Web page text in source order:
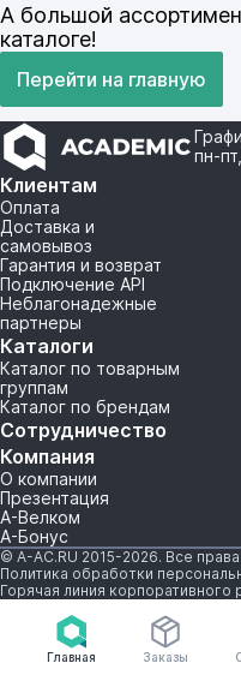
Главная Заказы
А большой
каталоге!
Перейти на главную
пн-
Клиентам
Оплата
Доставка и
самовывоз
Гарантия и возврат
Подключение API
Неблагонадежные
партнеры
Каталоги
Каталог по товарным
группам
Каталог по брендам
Сотрудничество
Компания
О компании
Презентация
А-Велком
А-Бонус
© A-AC.RU 2015-2026. Все
Политика обработки
Горячая линия корпоративного